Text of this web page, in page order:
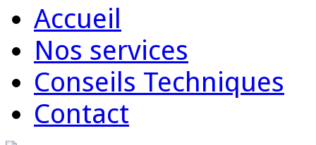
Accueil
Nos services
Conseils Techniques
Contact